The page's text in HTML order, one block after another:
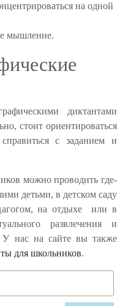
на одной
мышление.
диктантами
стоит ориентироваться
с заданием и
можно проводить где-
детьми, в детском саду
на отдыхе или в
развлечения и
У нас на сайте вы также
для школьников.